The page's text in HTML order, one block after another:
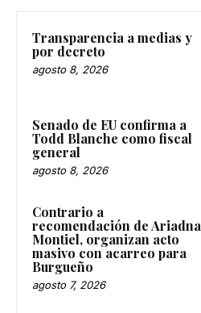
Transparencia a medias y
por decreto
agosto 8, 2026
Senado de EU confirma a
Todd Blanche como fiscal
general
agosto 8, 2026
Contrario a
recomendación de Ariadna
Montiel, organizan acto
masivo con acarreo para
Burgueño
agosto 7, 2026